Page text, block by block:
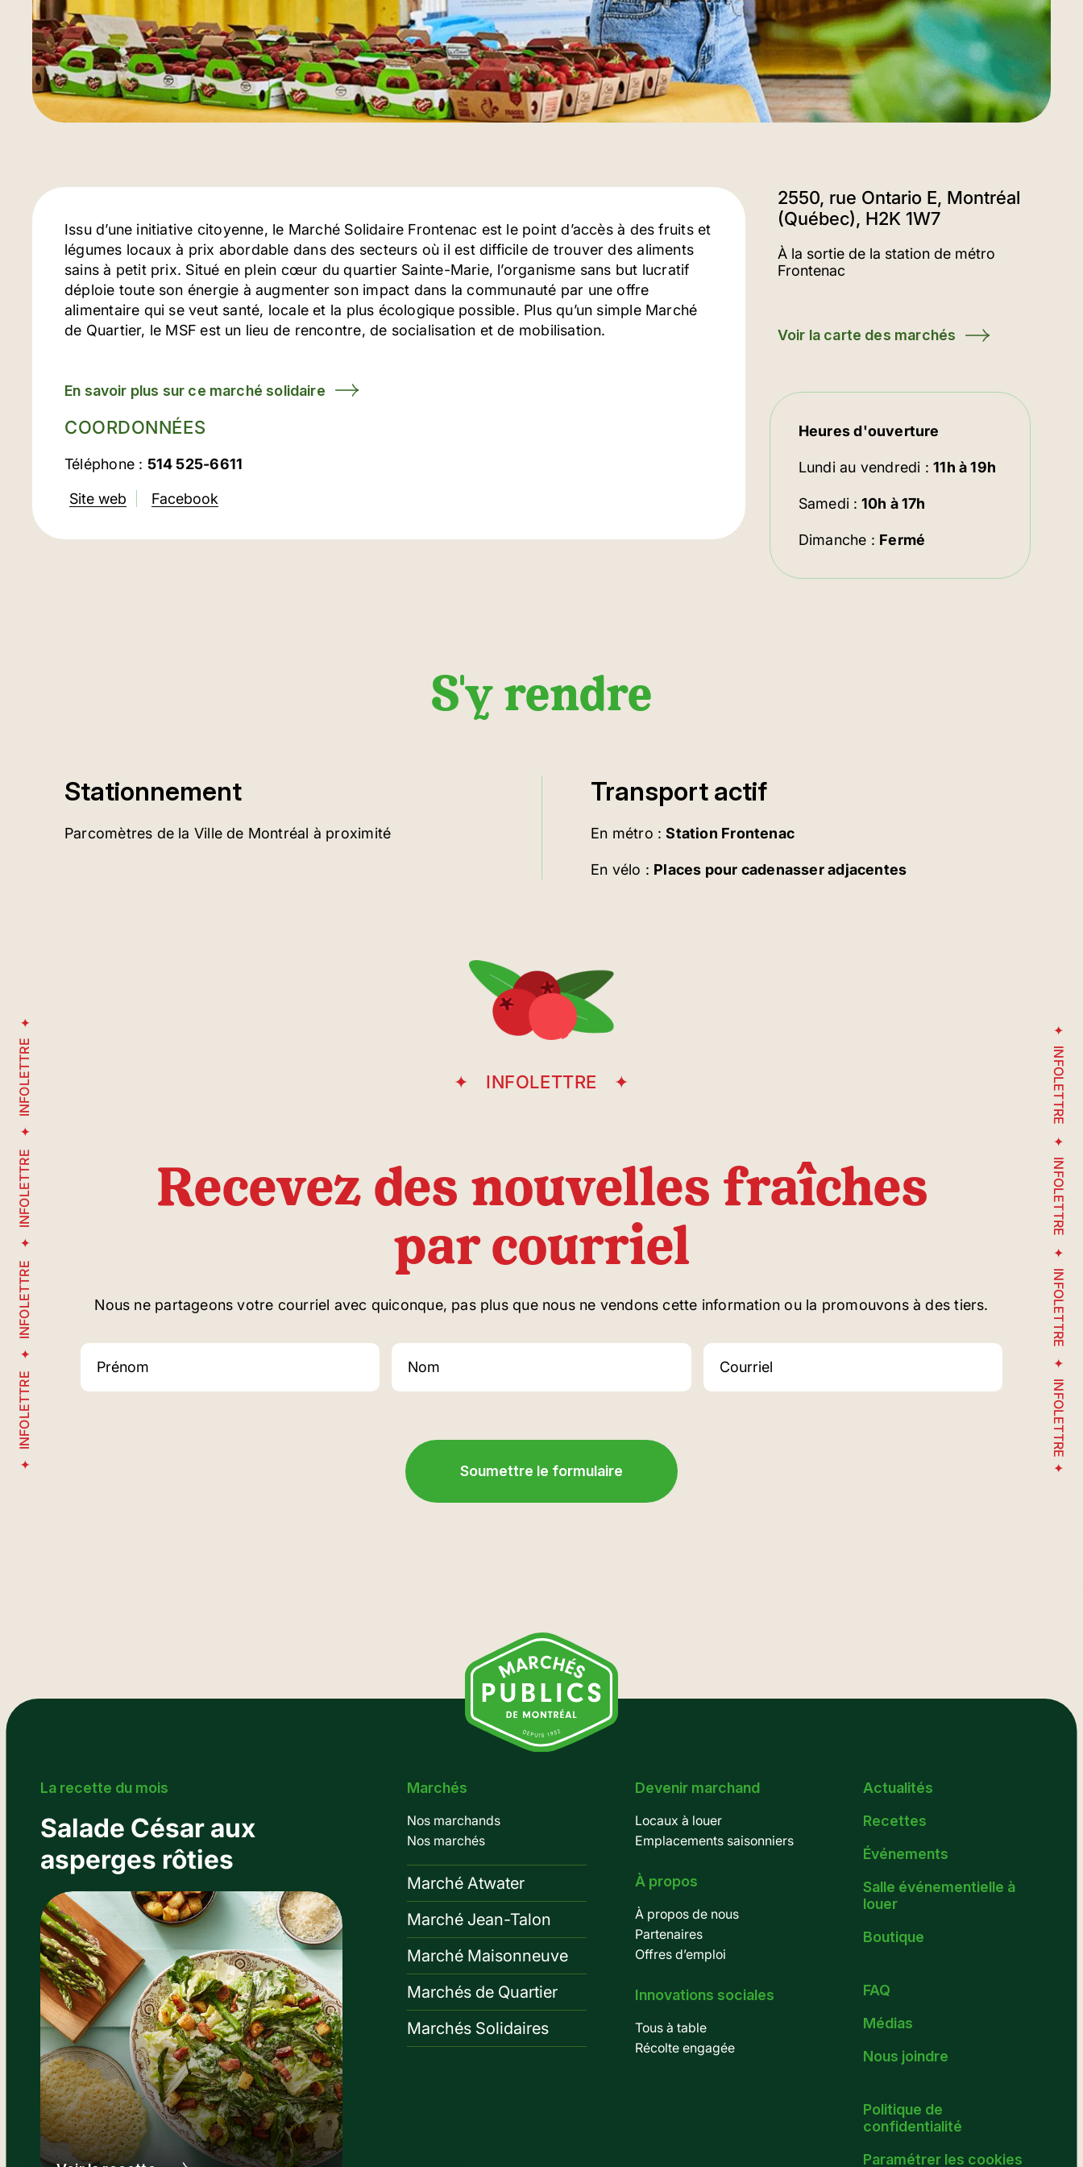
Issu d’une initiative citoyenne, le Marché Solidaire Frontenac est le point d’accès à des fruits et
légumes locaux à prix abordable dans des secteurs où il est difficile de trouver des aliments
sains à petit prix. Situé en plein cœur du quartier Sainte-Marie, l’organisme sans but lucratif
déploie toute son énergie à augmenter son impact dans la communauté par une offre
alimentaire qui se veut santé, locale et la plus écologique possible. Plus qu’un simple Marché
de Quartier, le MSF est un lieu de rencontre, de socialisation et de mobilisation.
En savoir plus sur ce marché solidaire
COORDONNÉES
Téléphone : 514 525-6611
Site web Facebook
2550, rue Ontario E, Montréal
(Québec), H2K 1W7
À la sortie de la station de métro
Frontenac
Voir la carte des marchés
Heures d'ouverture
Lundi au vendredi :11h à 19h
Samedi : 10h à 17h
Dimanche : Fermé
S'y rendre
Stationnement
Parcomètres de la Ville de Montréal à proximité
Transport actif
En métro :Station Frontenac
En vélo : Places pour cadenasser adjacentes
INFOLETTRE
Recevez des nouvelles fraîches
par courriel
Nous ne partageons votre courriel avec quiconque, pas plus que nous ne vendons cette information ou la promouvons à des tiers.
INFOLETTRE
INFOLETTRE
INFOLETTRE
INFOLETTRE
INFOLETTRE
INFOLETTRE
INFOLETTRE
INFOLETTRE
La recette du mois
Salade César aux
asperges rôties
de
page
Marchés
Nos marchands
Nos marchés
Marché Atwater
Marché Jean-Talon
Marché Maisonneuve
Marchés de Quartier
Marchés Solidaires
Devenir marchand
Locaux à louer
Emplacements saisonniers
À propos
À propos de nous
Partenaires
Offres d’emploi
Innovations sociales
Tous à table
Récolte engagée
Actualités
Recettes
Événements
Salle événementielle à
louer
Boutique
FAQ
Médias
Nous joindre
Politique de
confidentialité
Paramétrer les cookies